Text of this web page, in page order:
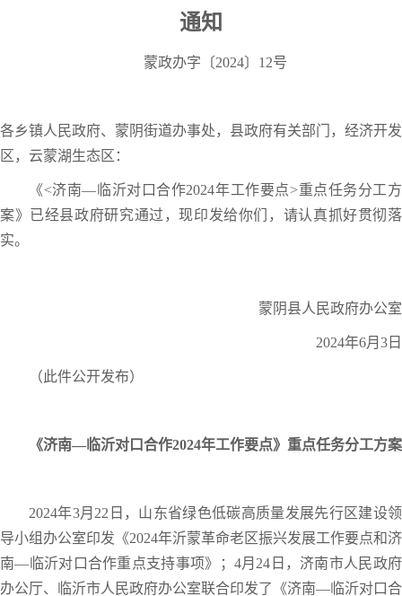
通知
蒙政办字〔2024〕12号
各乡镇人民政府、蒙阴街道办事处，县政府有关部门，经济开发
区，云蒙湖生态区：
《<济南—临沂对口合作2024年工作要点>重点任务分工方
案》已经县政府研究通过，现印发给你们，请认真抓好贯彻落
实。
蒙阴县人民政府办公室
2024年6月3日
（此件公开发布）
《济南—临沂对口合作2024年工作要点》重点任务分工方案
2024年3月22日，山东省绿色低碳高质量发展先行区建设领
导小组办公室印发《2024年沂蒙革命老区振兴发展工作要点和济
南—临沂对口合作重点支持事项》；4月24日，济南市人民政府
办公厅、临沂市人民政府办公室联合印发了《济南—临沂对口合